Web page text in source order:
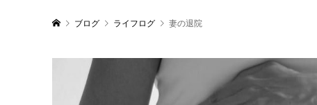
ブログ ライフログ 妻の退院